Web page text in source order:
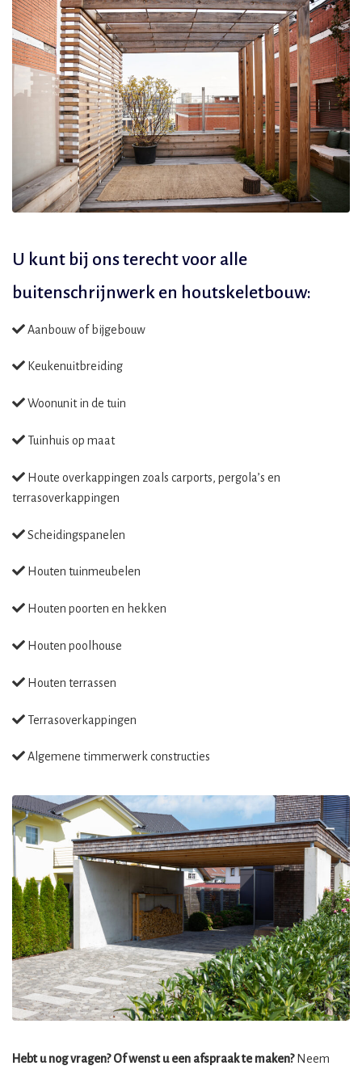
U kunt bij ons terecht voor alle
buitenschrijnwerk en houtskeletbouw:
Aanbouw of bijgebouw
Keukenuitbreiding
Woonunit in de tuin
Tuinhuis op maat
Houte overkappingen zoals carports, pergola’s en
terrasoverkappingen
Scheidingspanelen
Houten tuinmeubelen
Houten poorten en hekken
Houten poolhouse
Houten terrassen
Terrasoverkappingen
Algemene timmerwerk constructies
Hebt u nog vragen? Of wenst u een afspraak te maken?Neem